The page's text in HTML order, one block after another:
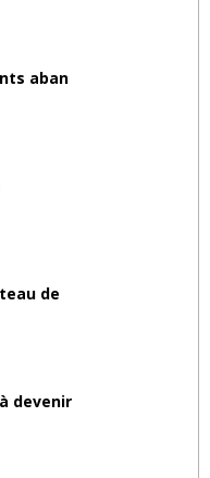
aban
de
devenir